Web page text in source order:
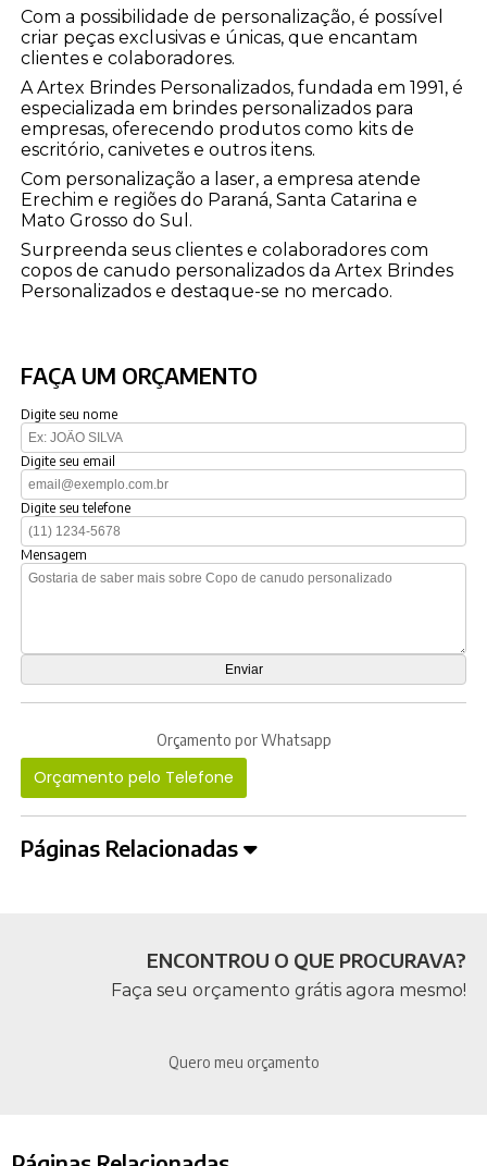
Com a possibilidade de personalização, é possível
criar peças exclusivas e únicas, que encantam
clientes e colaboradores.
A Artex Brindes Personalizados, fundada em 1991, é
especializada em brindes personalizados para
empresas, oferecendo produtos como kits de
escritório, canivetes e outros itens.
Com personalização a laser, a empresa atende
Erechim e regiões do Paraná, Santa Catarina e
Mato Grosso do Sul.
Surpreenda seus clientes e colaboradores com
copos de canudo personalizados da Artex Brindes
Personalizados e destaque-se no mercado.
FAÇA UM ORÇAMENTO
Digite seu nome
Digite seu email
Digite seu telefone
Mensagem
Orçamento por Whatsapp
Orçamento pelo Telefone
Páginas Relacionadas
ENCONTROU O QUE PROCURAVA?
Faça seu orçamento grátis agora mesmo!
Quero meu orçamento